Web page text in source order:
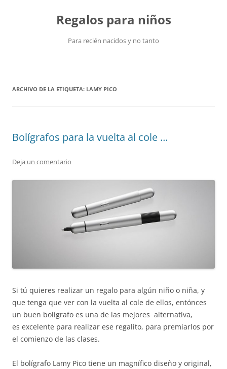
Regalos para niños
Para recién nacidos y no tanto
ARCHIVO DE LA ETIQUETA: LAMY PICO
Bolígrafos para la vuelta al cole …
Deja un comentario
Si tú quieres realizar un regalo para algún niño o niña, y
que tenga que ver con la vuelta al cole de ellos, entónces
un buen bolígrafo es una de las mejores alternativa,
es excelente para realizar ese regalito, para premiarlos por
el comienzo de las clases.
El bolígrafo Lamy Pico tiene un magnífico diseño y original,